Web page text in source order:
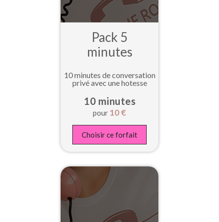
Pack 5
minutes
10 minutes de conversation
privé avec une hotesse
10 minutes
pour 10€
Choisir ce forfait